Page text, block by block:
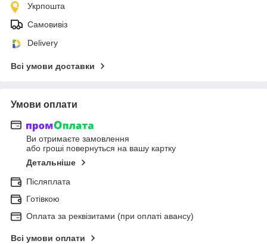
Укрпошта
Самовивіз
Delivery
Всі умови доставки
Умови оплати
Ви отримаєте замовлення
або гроші повернуться на вашу картку
Детальніше
Післяплата
Готівкою
Оплата за реквізитами (при оплаті авансу)
Всі умови оплати